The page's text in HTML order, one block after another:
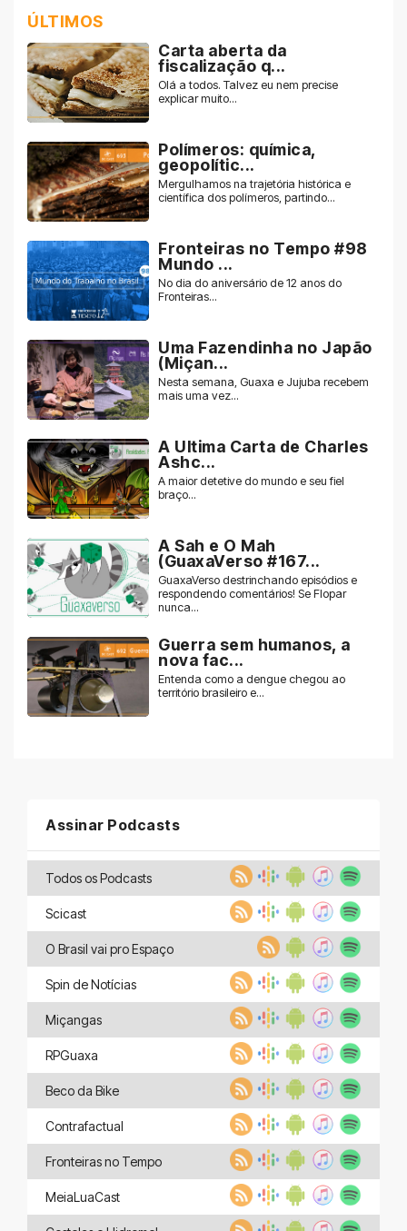
ÚLTIMOS
Carta aberta da
fiscalização q...
Olá a todos. Talvez eu nem precise
explicar muito...
Polímeros: química,
geopolític...
Mergulhamos na trajetória histórica e
científica dos polímeros, partindo...
Fronteiras no Tempo #98
Mundo ...
No dia do aniversário de 12 anos do
Fronteiras...
Uma Fazendinha no Japão
(Miçan...
Nesta semana, Guaxa e Jujuba recebem
mais uma vez...
A Ultima Carta de Charles
Ashc...
A maior detetive do mundo e seu fiel
braço...
A Sah e O Mah
(GuaxaVerso #167...
GuaxaVerso destrinchando episódios e
respondendo comentários! Se Flopar
nunca...
Guerra sem humanos, a
nova fac...
Entenda como a dengue chegou ao
território brasileiro e...
Assinar Podcasts
Todos os Podcasts
Scicast
O Brasil vai pro Espaço
Spin de Notícias
Miçangas
RPGuaxa
Beco da Bike
Contrafactual
Fronteiras no Tempo
MeiaLuaCast